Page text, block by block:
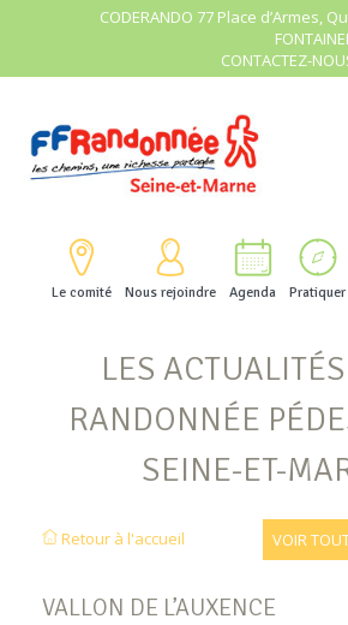
CODERANDO 77 Place d’Armes,
CONTACTEZ-
Le comité Nous rejoindre Agenda Pratiquer
LES
RANDONNÉE
SEINE-ET-
Retour à l'accueil VOIR
VALLON DE L’AUXENCE